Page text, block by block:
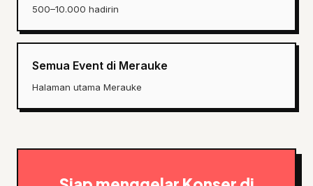
500–10.000 hadirin
Semua Event di Merauke
Halaman utama Merauke